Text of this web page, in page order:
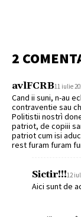
2
avlFCRB11 iulie
Cand ii suni, n-au
contraventie sau
Politistii nostrì
patriot, de copiii
patriot cum isi
rest furam furam
Sictir!!!12
Aici sunt de